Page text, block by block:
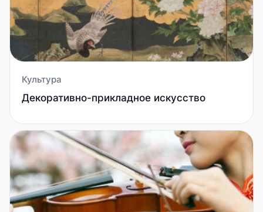
Культура
Декоративно-прикладное искусство